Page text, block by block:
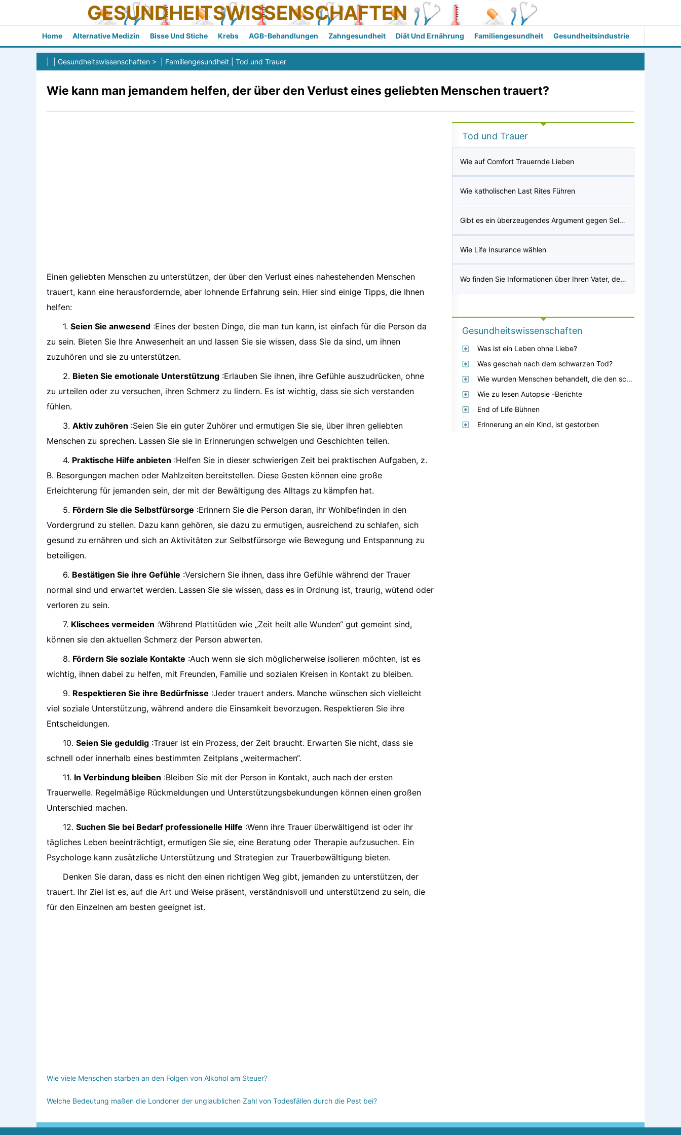
GESUNDHEITSWISSENSCHAFTEN
Home Alternative Medizin Bisse Und Stiche Krebs AGB-Behandlungen Zahngesundheit Diät Und Ernährung Familiengesundheit Gesundheitsindustrie
Gesundheitswissenschaften > | Familiengesundheit Tod und Trauer
Wie kann man jemandem helfen, der über den Verlust eines geliebten Menschen trauert?
Einen geliebten Menschen zu unterstützen, der über den Verlust eines nahestehenden Menschen
trauert, kann eine herausfordernde, aber lohnende Erfahrung sein. Hier sind einige Tipps, die Ihnen
helfen:
1. Seien Sie anwesend :Eines der besten Dinge, die man tun kann, ist einfach für die Person da
zu sein. Bieten Sie Ihre Anwesenheit an und lassen Sie sie wissen, dass Sie da sind, um ihnen
zuzuhören und sie zu unterstützen.
2. Bieten Sie emotionale Unterstützung :Erlauben Sie ihnen, ihre Gefühle auszudrücken, ohne
zu urteilen oder zu versuchen, ihren Schmerz zu lindern. Es ist wichtig, dass sie sich verstanden
fühlen.
3. Aktiv zuhören :Seien Sie ein guter Zuhörer und ermutigen Sie sie, über ihren geliebten
Menschen zu sprechen. Lassen Sie sie in Erinnerungen schwelgen und Geschichten teilen.
4. Praktische Hilfe anbieten :Helfen Sie in dieser schwierigen Zeit bei praktischen Aufgaben, z.
B. Besorgungen machen oder Mahlzeiten bereitstellen. Diese Gesten können eine große
Erleichterung für jemanden sein, der mit der Bewältigung des Alltags zu kämpfen hat.
5. Fördern Sie die Selbstfürsorge :Erinnern Sie die Person daran, ihr Wohlbefinden in den
Vordergrund zu stellen. Dazu kann gehören, sie dazu zu ermutigen, ausreichend zu schlafen, sich
gesund zu ernähren und sich an Aktivitäten zur Selbstfürsorge wie Bewegung und Entspannung zu
beteiligen.
6. Bestätigen Sie ihre Gefühle :Versichern Sie ihnen, dass ihre Gefühle während der Trauer
normal sind und erwartet werden. Lassen Sie sie wissen, dass es in Ordnung ist, traurig, wütend oder
verloren zu sein.
7. Klischees vermeiden :Während Plattitüden wie „Zeit heilt alle Wunden“ gut gemeint sind,
können sie den aktuellen Schmerz der Person abwerten.
8. Fördern Sie soziale Kontakte :Auch wenn sie sich möglicherweise isolieren möchten, ist es
wichtig, ihnen dabei zu helfen, mit Freunden, Familie und sozialen Kreisen in Kontakt zu bleiben.
9. Respektieren Sie ihre Bedürfnisse :Jeder trauert anders. Manche wünschen sich vielleicht
viel soziale Unterstützung, während andere die Einsamkeit bevorzugen. Respektieren Sie ihre
Entscheidungen.
10. Seien Sie geduldig :Trauer ist ein Prozess, der Zeit braucht. Erwarten Sie nicht, dass sie
schnell oder innerhalb eines bestimmten Zeitplans „weitermachen“.
11. In Verbindung bleiben :Bleiben Sie mit der Person in Kontakt, auch nach der ersten
Trauerwelle. Regelmäßige Rückmeldungen und Unterstützungsbekundungen können einen großen
Unterschied machen.
12. Suchen Sie bei Bedarf professionelle Hilfe :Wenn ihre Trauer überwältigend ist oder ihr
tägliches Leben beeinträchtigt, ermutigen Sie sie, eine Beratung oder Therapie aufzusuchen. Ein
Psychologe kann zusätzliche Unterstützung und Strategien zur Trauerbewältigung bieten.
Denken Sie daran, dass es nicht den einen richtigen Weg gibt, jemanden zu unterstützen, der
trauert. Ihr Ziel ist es, auf die Art und Weise präsent, verständnisvoll und unterstützend zu sein, die
für den Einzelnen am besten geeignet ist.
Wie viele Menschen starben an den Folgen von Alkohol am Steuer?
Welche Bedeutung maßen die Londoner der unglaublichen Zahl von Todesfällen durch die Pest bei?
Tod und Trauer
Wie auf Comfort Trauernde Lieben
Wie katholischen Last Rites Führen
Gibt es ein überzeugendes Argument gegen Selbstmord?
Wie Life Insurance wählen
Wo finden Sie Informationen über Ihren Vater, der im Zweiten Weltkrieg gestorben ist? Ich möchte sein lila Herz haben, wie wäre es damit?
Gesundheitswissenschaften
Was ist ein Leben ohne Liebe?
Was geschah nach dem schwarzen Tod?
Wie wurden Menschen behandelt, die den schwarzen Tod hatten?
Wie zu lesen Autopsie -Berichte
End of Life Bühnen
Erinnerung an ein Kind, ist gestorben